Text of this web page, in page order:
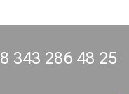
8 343 286 48 25